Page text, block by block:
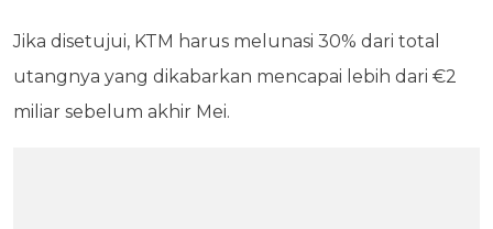
Jika disetujui, KTM harus melunasi 30% dari total
utangnya yang dikabarkan mencapai lebih dari €2
miliar sebelum akhir Mei.